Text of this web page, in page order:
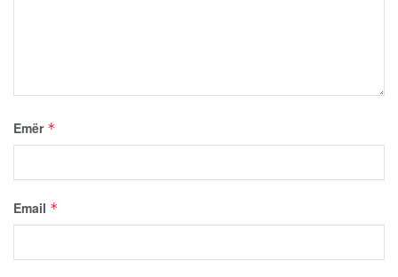
Emër *
Email *